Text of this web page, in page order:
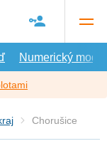
Numerický model
Chorušice